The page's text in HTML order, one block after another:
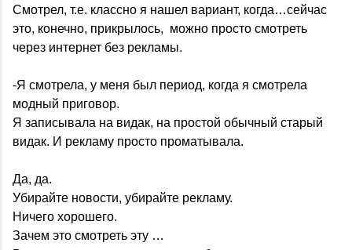
Смотрел, т.е. классно я нашел вариант, когда…сейчас
это, конечно, прикрылось, можно просто смотреть
через интернет без рекламы.
-Я смотрела, у меня был период, когда я смотрела
модный приговор.
Я записывала на видак, на простой обычный старый
видак. И рекламу просто проматывала.
Да, да.
Убирайте новости, убирайте рекламу.
Ничего хорошего.
Зачем это смотреть эту …